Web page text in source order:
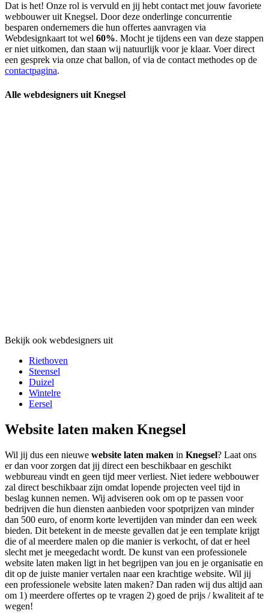
Dat is het! Onze rol is vervuld en jij hebt contact met jouw favoriete
webbouwer uit Knegsel. Door deze onderlinge concurrentie
besparen ondernemers die hun offertes aanvragen via
Webdesignkaart tot wel 60%. Mocht je tijdens een van deze stappen
er niet uitkomen, dan staan wij natuurlijk voor je klaar. Voer direct
een gesprek via onze chat ballon, of via de contact methodes op de
contactpagina.
Alle webdesigners uit Knegsel
Bekijk ook webdesigners uit
Riethoven
Steensel
Duizel
Wintelre
Eersel
Website laten maken Knegsel
Wil jij dus een nieuwe website laten maken in Knegsel? Laat ons
er dan voor zorgen dat jij direct een beschikbaar en geschikt
webbureau vindt en geen tijd meer verliest. Niet iedere webbouwer
zal direct beschikbaar zijn omdat lopende projecten veel tijd in
beslag kunnen nemen. Wij adviseren ook om op te passen voor
bedrijven die hun diensten aanbieden voor spotprijzen van minder
dan 500 euro, of enorm korte levertijden van minder dan een week
bieden. Dit betekent in de meeste gevallen dat je een template krijgt
die of al meerdere malen op die manier is verkocht, of dat er heel
slecht met je meegedacht wordt. De kunst van een professionele
website laten maken ligt in het begrijpen van jou en je organisatie en
dit op de juiste manier vertalen naar een krachtige website. Wil jij
een professionele website laten maken? Dan raden wij dus altijd aan
om 1) meerdere offertes op te vragen 2) goed de prijs / kwaliteit af te
wegen!